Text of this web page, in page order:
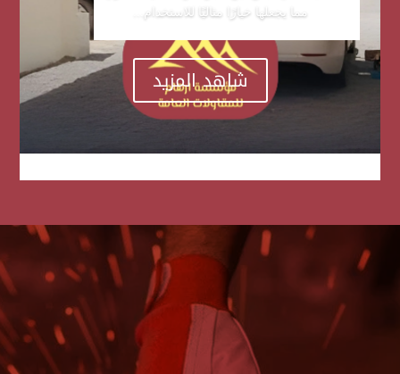
مما يجعلها خيارًا مثاليًا للاستخدام...
شاهد المزيد